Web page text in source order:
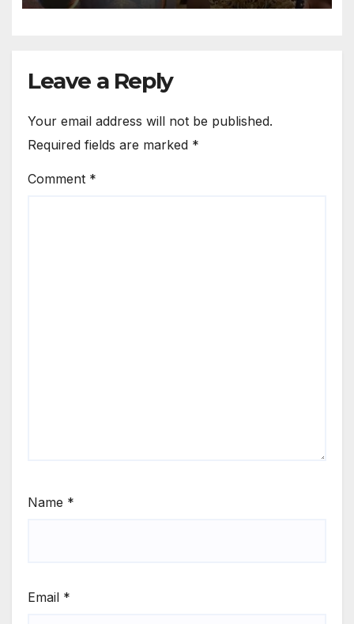
Leave a Reply
Your email address will not be published.
Required fields are marked *
Comment *
Name *
Email *